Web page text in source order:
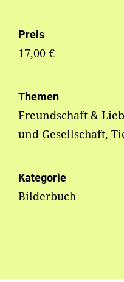
Preis
17,00 €
Themen
Freundschaft &
und Gesellschaft,
Kategorie
Bilderbuch